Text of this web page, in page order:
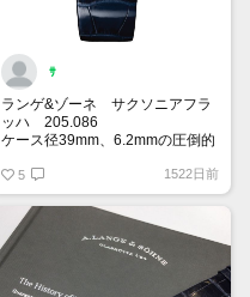
ｻ
ランゲ&ゾーネ サクソニアフラ
ッハ 205.086
ケース径39mm、6.2mmの圧倒的
コッパーブルー文字盤の美しさは
唯一無二。
手放してしまったがもう一度欲し
いドレスウォッチ。
5 1522日前